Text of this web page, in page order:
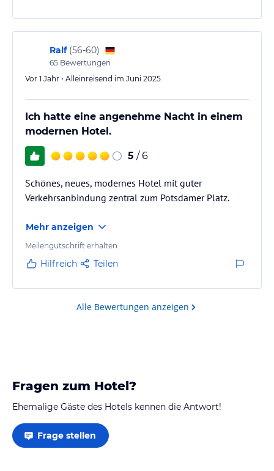
Ralf (56-60)
65 Bewertungen
Vor 1 Jahr • Alleinreisend im Juni 2025
Ich hatte eine angenehme Nacht in einem
modernen Hotel.
5 / 6
Schönes, neues, modernes Hotel mit guter
Verkehrsanbindung zentral zum Potsdamer Platz.
Mehr anzeigen
Meilengutschrift erhalten
Hilfreich Teilen
Alle Bewertungen anzeigen
Fragen zum Hotel?
Ehemalige Gäste des Hotels kennen die Antwort!
Frage stellen